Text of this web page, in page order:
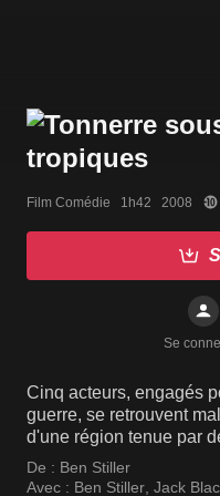
Film Comédie   1h42   2008
Se
Cinq acteurs, engagés
guerre, se retrouvent
d'une région tenue par
De : Ben Stiller
Avec : Ben Stiller, Jack